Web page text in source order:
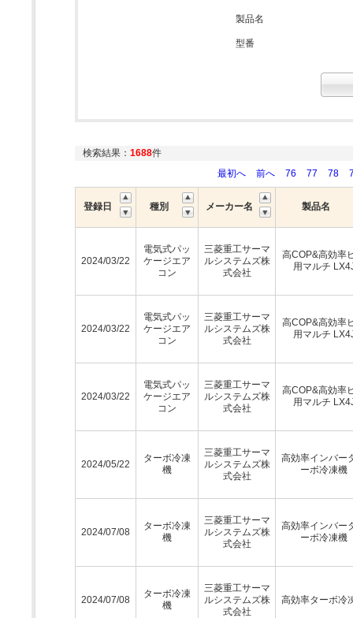
製品名
型番
検索結果： 1688件
最初へ
前へ 76 77 78
登録日 種別 メーカー名 製品名
2024/03/22
電気式パッ
ケージエア
コン
三菱重工サーマ
ルシステムズ株
式会社
高COP&高効率
用マルチ
2024/03/22
電気式パッ
ケージエア
コン
三菱重工サーマ
ルシステムズ株
式会社
高COP&高効率
用マルチ
2024/03/22
電気式パッ
ケージエア
コン
三菱重工サーマ
ルシステムズ株
式会社
高COP&高効率
用マルチ
2024/05/22
ターボ冷凍
機
三菱重工サーマ
ルシステムズ株
式会社
高効率インバー
ーボ冷凍機
2024/07/08
ターボ冷凍
機
三菱重工サーマ
ルシステムズ株
式会社
高効率インバー
ーボ冷凍機
2024/07/08
ターボ冷凍
機
三菱重工サーマ
ルシステムズ株
式会社
高効率ターボ冷